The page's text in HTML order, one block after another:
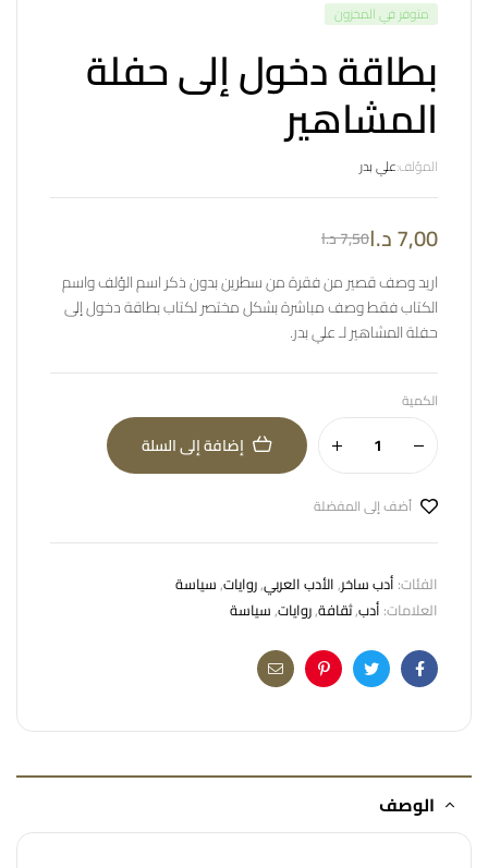
متوفر في المخزون
بطاقة دخول إلى حفلة
المشاهير
المؤلف:علي بدر
7,50د.ا 7,00د.ا
اريد وصف قصير من فقرة من سطرين بدون ذكر اسم الؤلف واسم
الكتاب فقط وصف مباشرة بشكل مختصر لكتاب بطاقة دخول إلى
حفلة المشاهير لـ علي بدر.
الكمية
إضافة إلى السلة
أضف إلى المفضلة
الفئات: أدب ساخر,الأدب العربي,روايات,سياسة
العلامات: أدب,ثقافة,روايات,سياسة
Facebook
Twitter
Pinterest
Email
الوصف